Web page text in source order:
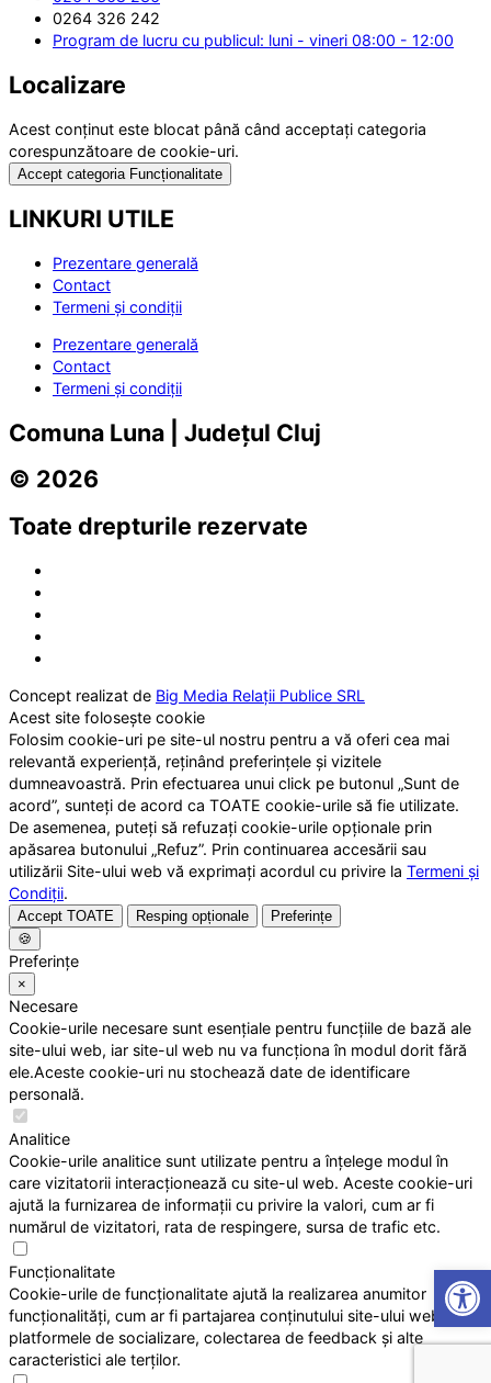
0264 326 242
Program de lucru cu publicul: luni - vineri 08:00 - 12:00
Localizare
Acest conținut este blocat până când acceptați categoria
corespunzătoare de cookie-uri.
Accept categoria Funcționalitate
LINKURI UTILE
Prezentare generală
Contact
Termeni și condiții
Prezentare generală
Contact
Termeni și condiții
Comuna Luna | Județul Cluj
© 2026
Toate drepturile rezervate
Concept realizat de Big Media Relații Publice SRL
Acest site folosește cookie
Folosim cookie-uri pe site-ul nostru pentru a vă oferi cea mai
relevantă experiență, reținând preferințele și vizitele
dumneavoastră. Prin efectuarea unui click pe butonul „Sunt de
acord”, sunteți de acord ca TOATE cookie-urile să fie utilizate.
De asemenea, puteți să refuzați cookie-urile opționale prin
apăsarea butonului „Refuz”. Prin continuarea accesării sau
utilizării Site-ului web vă exprimați acordul cu privire la Termeni și
Condiții.
Accept TOATE Resping opționale
Preferințe
🍪
Preferințe
×
Necesare
Cookie-urile necesare sunt esențiale pentru funcțiile de bază ale
site-ului web, iar site-ul web nu va funcționa în modul dorit fără
ele.Aceste cookie-uri nu stochează date de identificare
personală.
Analitice
Cookie-urile analitice sunt utilizate pentru a înțelege modul în
care vizitatorii interacționează cu site-ul web. Aceste cookie-uri
ajută la furnizarea de informații cu privire la valori, cum ar fi
numărul de vizitatori, rata de respingere, sursa de trafic etc.
Funcționalitate
Cookie-urile de funcționalitate ajută la realizarea anumitor
funcționalități, cum ar fi partajarea conținutului site-ului web pe
platformele de socializare, colectarea de feedback și alte
caracteristici ale terților.